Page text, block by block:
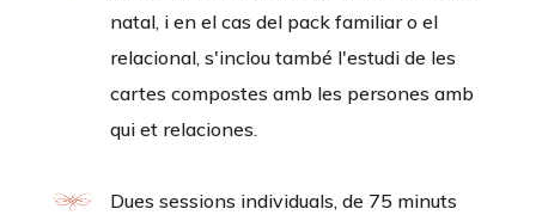
natal, i en el cas del pack familiar o el
relacional, s'inclou també l'estudi de les
cartes compostes amb les persones amb
qui et relaciones.
Dues sessions individuals, de 75 minuts